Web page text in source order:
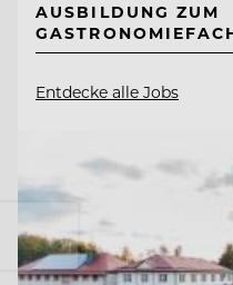
AUSBILDUNG ZUM
Entdecke alle Jobs